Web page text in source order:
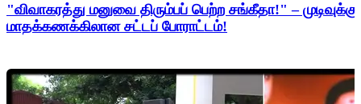
"விவாகரத்து மனுவை திரும்பப் பெற்ற சங்கீதா!" –
மாதக்கணக்கிலான சட்டப் போராட்டம்!